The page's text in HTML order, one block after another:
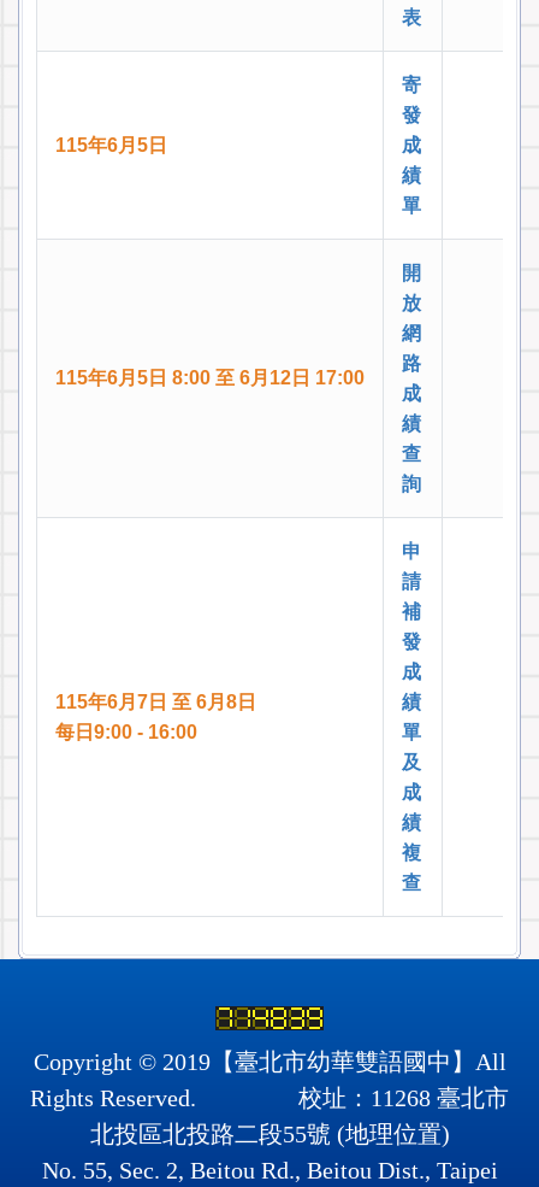
表
115年6月5日
寄
發
成
績
單
115年6月5日 8:00 至 6月12日 17:00
開
放
網
路
成
績
查
詢
115年6月7日 至 6月8日
每日9:00 - 16:00
申
請
補
發
成
績
單
及
成
績
複
查
Copyright © 2019【臺北市幼華雙語國中】All
Rights Reserved. 校址：11268 臺北市
北投區北投路二段55號 (地理位置)
No. 55, Sec. 2, Beitou Rd., Beitou Dist., Taipei